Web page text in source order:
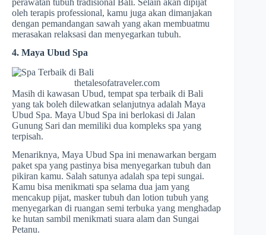
perawatan tubuh tradisional Bali. Selain akan dipijat
oleh terapis professional, kamu juga akan dimanjakan
dengan pemandangan sawah yang akan membuatmu
merasakan relaksasi dan menyegarkan tubuh.
4. Maya Ubud Spa
thetalesofatraveler.com
Masih di kawasan Ubud, tempat spa terbaik di Bali
yang tak boleh dilewatkan selanjutnya adalah Maya
Ubud Spa. Maya Ubud Spa ini berlokasi di Jalan
Gunung Sari dan memiliki dua kompleks spa yang
terpisah.
Menariknya, Maya Ubud Spa ini menawarkan bergam
paket spa yang pastinya bisa menyegarkan tubuh dan
pikiran kamu. Salah satunya adalah spa tepi sungai.
Kamu bisa menikmati spa selama dua jam yang
mencakup pijat, masker tubuh dan lotion tubuh yang
menyegarkan di ruangan semi terbuka yang menghadap
ke hutan sambil menikmati suara alam dan Sungai
Petanu.